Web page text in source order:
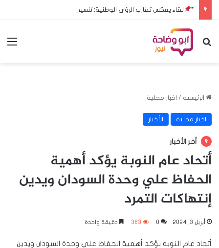
*
بحث عن
الرئيسية / اخبار محلية
اخبار محلية الأخبار
أخر الأخبار
أتحاد عام النوبة يؤكد أهمية
الحفاظ علي وحدة السودان ويدين
إنتهاكات التمرد
أبريل 3, 2024 0
363 دقيقة واحدة
أتحاد عام النوبة يؤكد أهمية الحفاظ علي وحدة السودان ويدين